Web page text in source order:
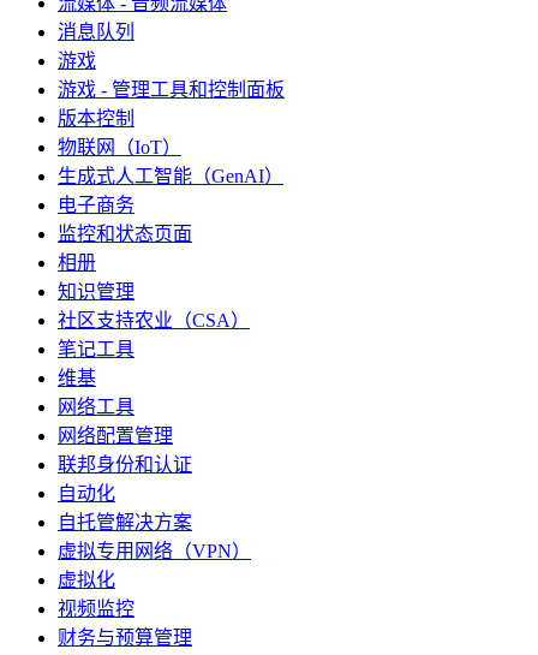
消息队列
游戏
游戏 - 管理工具和控制面板
版本控制
物联网（IoT）
生成式人工智能（GenAI）
电子商务
监控和状态页面
相册
知识管理
社区支持农业（CSA）
笔记工具
维基
网络工具
网络配置管理
联邦身份和认证
自动化
自托管解决方案
虚拟专用网络（VPN）
虚拟化
视频监控
财务与预算管理